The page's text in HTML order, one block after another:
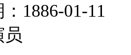
1886-01-11